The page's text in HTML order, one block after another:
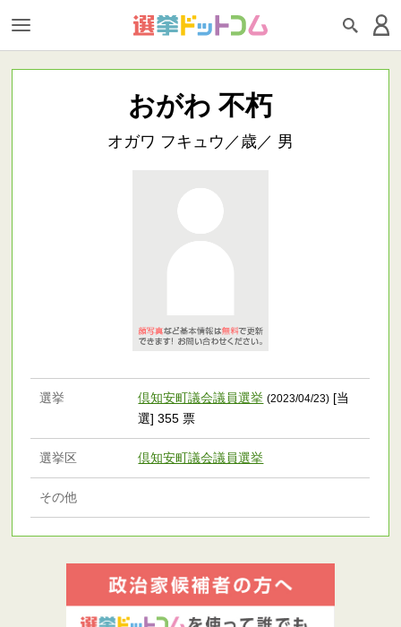
おがわ 不朽
オガワ フキュウ／歳／ 男
選挙 倶知安町議会議員選挙 (2023/04/23) [当
選] 355 票
選挙区 倶知安町議会議員選挙
その他